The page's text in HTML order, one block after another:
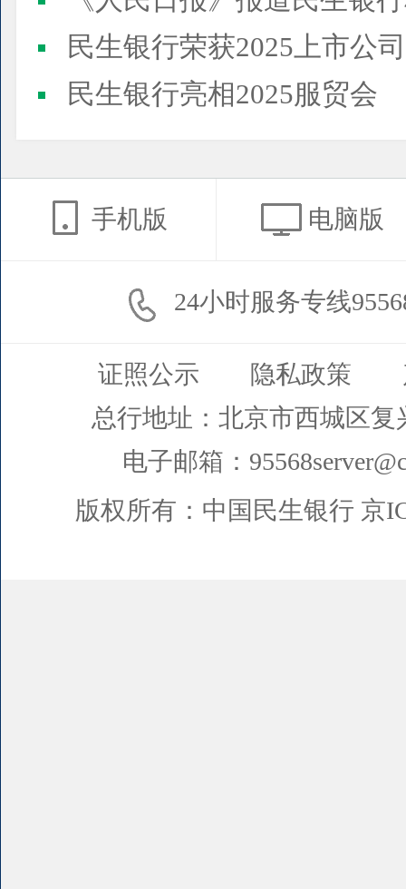
民生银行荣获2025上市公司董事会最佳实践案例、上市公
民生银行亮相2025服贸会
手机版 电脑版
24小时服务专线
证照公示 隐私政策
总行地址：北京市西城区复
电子邮箱：
版权所有：中国民生银行 京